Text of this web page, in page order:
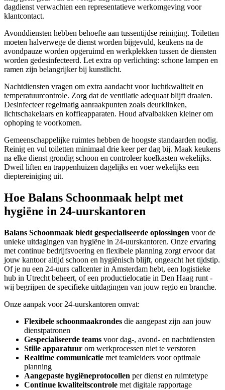
dagdienst verwachten een representatieve werkomgeving voor
klantcontact.
Avonddiensten hebben behoefte aan tussentijdse reiniging. Toiletten
moeten halverwege de dienst worden bijgevuld, keukens na de
avondpauze worden opgeruimd en werkplekken tussen de diensten
worden gedesinfecteerd. Let extra op verlichting: schone lampen en
ramen zijn belangrijker bij kunstlicht.
Nachtdiensten vragen om extra aandacht voor luchtkwaliteit en
temperatuurcontrole. Zorg dat de ventilatie adequaat blijft draaien.
Desinfecteer regelmatig aanraakpunten zoals deurklinken,
lichtschakelaars en koffieapparaten. Houd afvalbakken kleiner om
ophoping te voorkomen.
Gemeenschappelijke ruimtes hebben de hoogste standaarden nodig.
Reinig en vul toiletten minimaal drie keer per dag bij. Maak keukens
na elke dienst grondig schoon en controleer koelkasten wekelijks.
Dweil liften en trappenhuizen dagelijks en voer wekelijks een
dieptereiniging uit.
Hoe Balans Schoonmaak helpt met
hygiëne in 24-uurskantoren
Balans Schoonmaak biedt gespecialiseerde oplossingen voor de
unieke uitdagingen van hygiëne in 24-uurskantoren. Onze ervaring
met continue bedrijfsvoering en flexibele planning zorgt ervoor dat
jouw kantoor altijd schoon en hygiënisch blijft, ongeacht het tijdstip.
Of je nu een 24-uurs callcenter in Amsterdam hebt, een logistieke
hub in Utrecht beheert, of een productielocatie in Den Haag runt -
wij begrijpen de specifieke uitdagingen van jouw regio en branche.
Onze aanpak voor 24-uurskantoren omvat:
Flexibele schoonmaakrondes die aangepast zijn aan jouw
dienstpatronen
Gespecialiseerde teams voor dag-, avond- en nachtdiensten
Stille apparatuur om werkprocessen niet te verstoren
Realtime communicatie met teamleiders voor optimale
planning
Aangepaste hygiëneprotocollen per dienst en ruimtetype
Continue kwaliteitscontrole met digitale rapportage